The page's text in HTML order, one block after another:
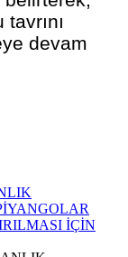
devam
İÇİN